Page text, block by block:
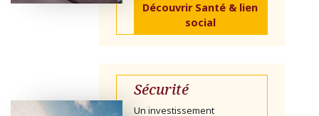
Découvrir Santé & lien
social
Sécurité
Un investissement